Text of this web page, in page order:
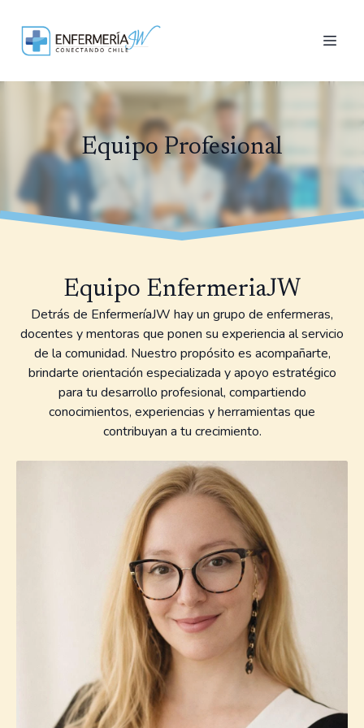
Equipo Profesional
Equipo EnfermeriaJW
Detrás de EnfermeríaJW hay un grupo de enfermeras,
docentes y mentoras que ponen su experiencia al servicio
de la comunidad. Nuestro propósito es acompañarte,
brindarte orientación especializada y apoyo estratégico
para tu desarrollo profesional, compartiendo
conocimientos, experiencias y herramientas que
contribuyan a tu crecimiento.